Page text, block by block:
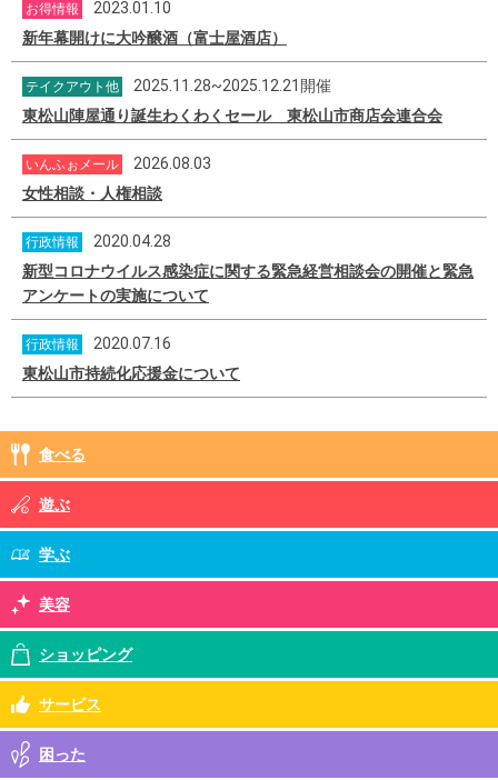
お得情報
2023.01.10
新年幕開けに大吟醸酒（富士屋酒店）
テイクアウト他
2025.11.28~2025.12.21開催
東松山陣屋通り誕生わくわくセール 東松山市商店会連合会
いんふぉメール
2026.08.03
女性相談・人権相談
行政情報
2020.04.28
新型コロナウイルス感染症に関する緊急経営相談会の開催と緊急
アンケートの実施について
行政情報
2020.07.16
東松山市持続化応援金について
食べる
遊ぶ
学ぶ
美容
ショッピング
サービス
困った